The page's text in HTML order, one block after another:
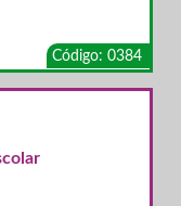
Código: 0384